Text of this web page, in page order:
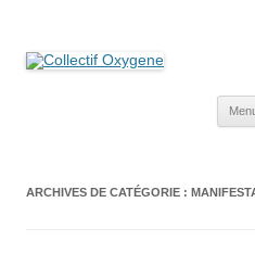
ARCHIVES DE CATÉGORIE :